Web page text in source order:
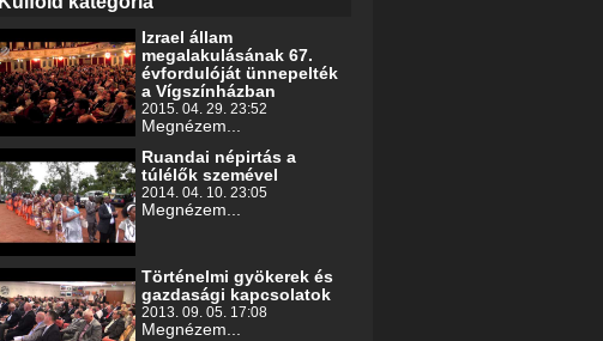
Izrael állam
megalakulásának 67.
évfordulóját ünnepelték
a Vígszínházban
2015. 04. 29. 23:52
Megnézem...
Ruandai népirtás a
túlélők szemével
2014. 04. 10. 23:05
Megnézem...
Történelmi gyökerek és
gazdasági kapcsolatok
2013. 09. 05. 17:08
Megnézem...